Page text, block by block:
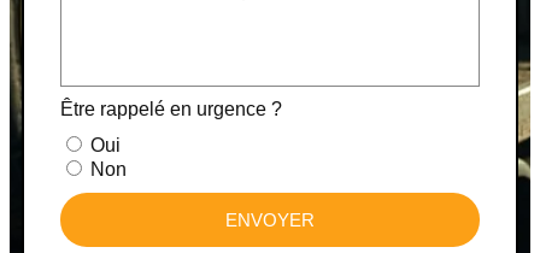
Être rappelé en urgence ?
Oui
Non
ENVOYER